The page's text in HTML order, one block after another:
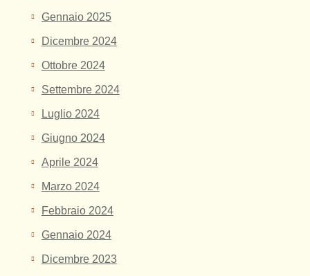
Gennaio 2025
Dicembre 2024
Ottobre 2024
Settembre 2024
Luglio 2024
Giugno 2024
Aprile 2024
Marzo 2024
Febbraio 2024
Gennaio 2024
Dicembre 2023